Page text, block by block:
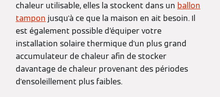
chaleur utilisable, elles la stockent dans un ballon
tampon jusqu'à ce que la maison en ait besoin. Il
est également possible d’équiper votre
installation solaire thermique d'un plus grand
accumulateur de chaleur afin de stocker
davantage de chaleur provenant des périodes
d'ensoleillement plus faibles.